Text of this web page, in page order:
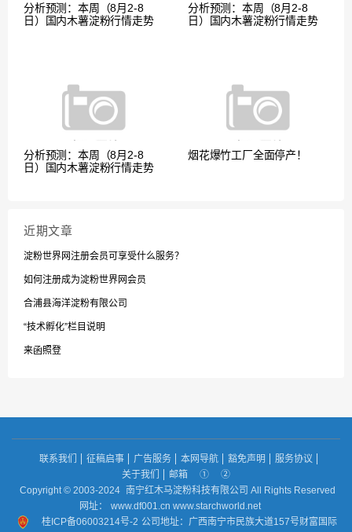
分析预测：本周（8月2-8
日）国内木薯淀粉行情走势
分析预测：本周（8月2-8
日）国内木薯淀粉行情走势
分析预测：本周（8月2-8
日）国内木薯淀粉行情走势
烟花爆竹工厂全面停产！
近期文章
淀粉世界网注册会员可享受什么服务？
如何注册成为淀粉世界网会员
合浦县海洋淀粉有限公司
“技术孵化”栏目说明
来函照登
联系我们 征稿启事 广告服务 本网导航 豁免声明
服务协议
关于我们
邮箱 ①
②
Copyright © 2003-2024 南宁红木马淀粉科技有限公司 All Rights Reserved
网址：
www.df001.cn www.starchworld.net
桂ICP备06003214号-2 公司地址：广西南宁市民族大道157号财富国际